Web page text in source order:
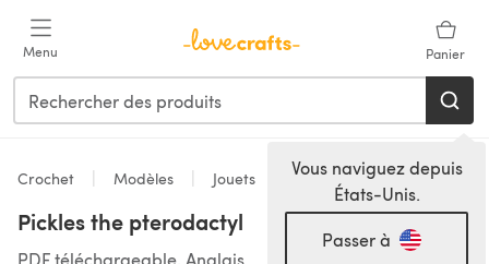
Menu Panier
Vous naviguez depuis
États-Unis.
Passer à
Crochet Modèles Jouets
Pickles the pterodactyl
PDF téléchargeable, Anglais